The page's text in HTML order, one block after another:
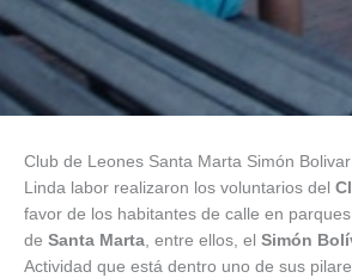
Club de Leones Santa Marta Simón
Linda labor realizaron los voluntarios del
favor de los habitantes de calle en
de Santa Marta , entre ellos, el Simón
Actividad que está dentro uno de sus